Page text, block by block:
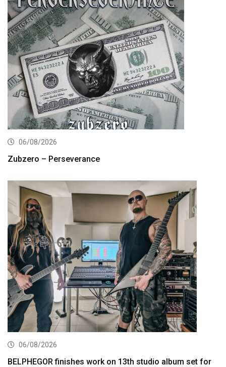
06/08/2026
Zubzero – Perseverance
06/08/2026
BELPHEGOR finishes work on 13th studio album set for